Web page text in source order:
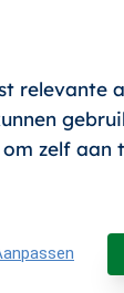
zelf